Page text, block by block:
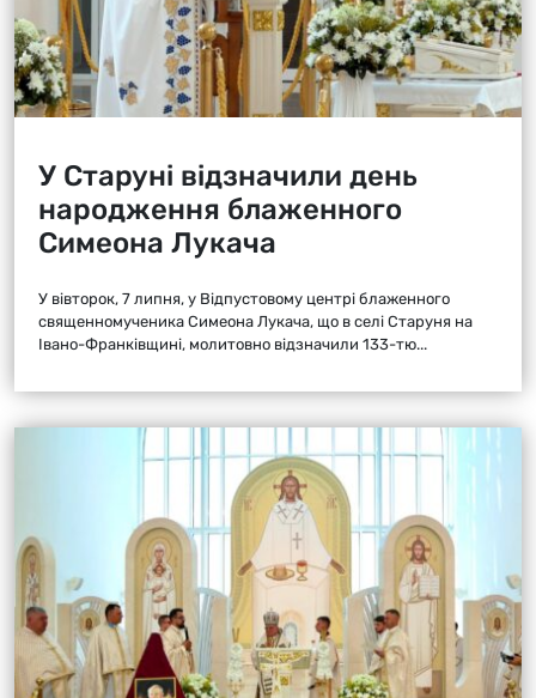
У Старуні відзначили день
народження блаженного
Симеона Лукача
У вівторок, 7 липня, у Відпустовому центрі блаженного
священномученика Симеона Лукача, що в селі Старуня на
Івано-Франківщині, молитовно відзначили 133-тю...